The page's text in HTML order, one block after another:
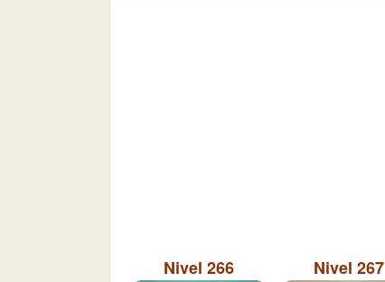
Nivel 266 Nivel 267